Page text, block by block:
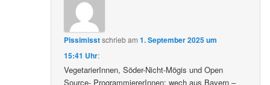
Pissimisstschriebam1. September 2025 um
15:41 Uhr:
VegetarierInnen, Söder-Nicht-Mögis und Open
Source- ProgrammiererInnen: wech aus Bayern –